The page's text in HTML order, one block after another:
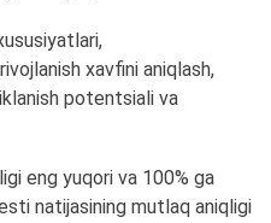
xavfini aniqlash,
potentsiali va
eng yuqori va 100% ga
natijasining mutlaq aniqligi